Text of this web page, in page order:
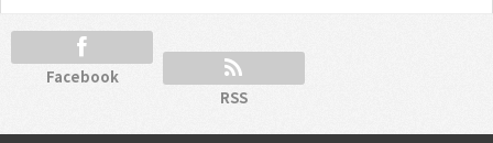
Facebook
RSS